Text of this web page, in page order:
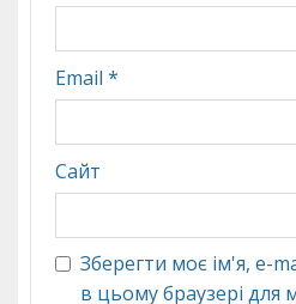
Email *
Сайт
Зберегти моє ім'я, e-
в цьому браузері для